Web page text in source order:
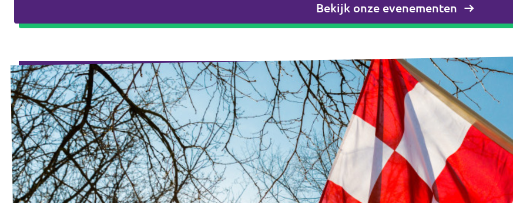
... alle gemeentes
Agenda
Steun Volt Brabant
Contact
Vacatures
Bekijk onze evenementen